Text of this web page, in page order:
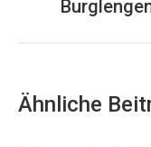
Ähnliche